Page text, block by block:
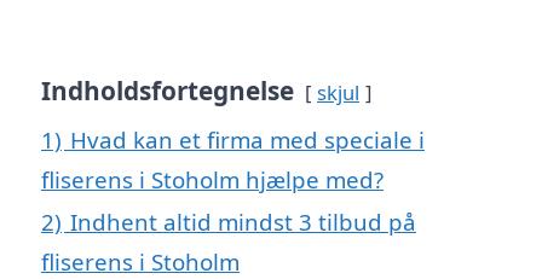
Indholdsfortegnelse skjul
1) Hvad kan et firma med speciale i
fliserens i Stoholm hjælpe med?
2) Indhent altid mindst 3 tilbud på
fliserens i Stoholm